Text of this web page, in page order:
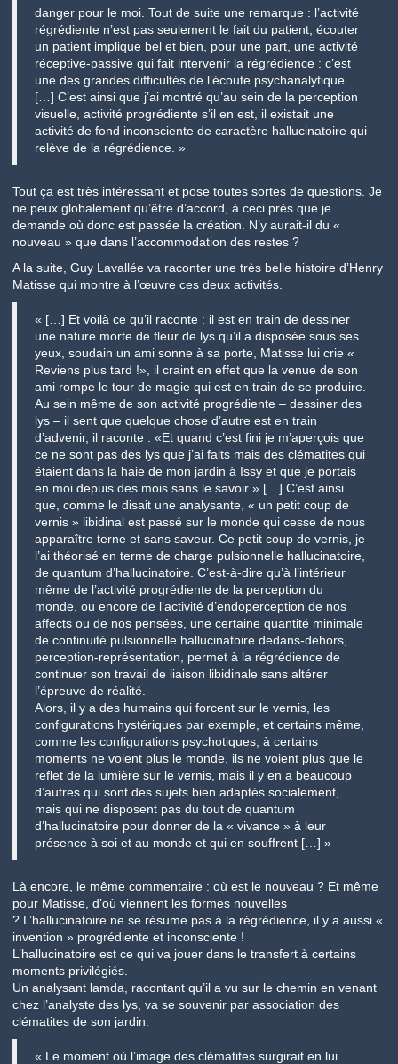
danger pour le moi. Tout de suite une remarque : l’activité
régrédiente n’est pas seulement le fait du patient, écouter
un patient implique bel et bien, pour une part, une activité
réceptive-passive qui fait intervenir la régrédience : c’est
une des grandes difficultés de l’écoute psychanalytique.
[…] C’est ainsi que j’ai montré qu’au sein de la perception
visuelle, activité progrédiente s’il en est, il existait une
activité de fond inconsciente de caractère hallucinatoire qui
relève de la régrédience. »
Tout ça est très intéressant et pose toutes sortes de questions. Je
ne peux globalement qu’être d’accord, à ceci près que je
demande où donc est passée la création. N’y aurait-il du «
nouveau » que dans l’accommodation des restes ?
A la suite, Guy Lavallée va raconter une très belle histoire d’Henry
Matisse qui montre à l’œuvre ces deux activités.
« […] Et voilà ce qu’il raconte : il est en train de dessiner
une nature morte de fleur de lys qu’il a disposée sous ses
yeux, soudain un ami sonne à sa porte, Matisse lui crie «
Reviens plus tard !», il craint en effet que la venue de son
ami rompe le tour de magie qui est en train de se produire.
Au sein même de son activité progrédiente – dessiner des
lys – il sent que quelque chose d’autre est en train
d’advenir, il raconte : «Et quand c’est fini je m’aperçois que
ce ne sont pas des lys que j’ai faits mais des clématites qui
étaient dans la haie de mon jardin à Issy et que je portais
en moi depuis des mois sans le savoir » […] C’est ainsi
que, comme le disait une analysante, « un petit coup de
vernis » libidinal est passé sur le monde qui cesse de nous
apparaître terne et sans saveur. Ce petit coup de vernis, je
l’ai théorisé en terme de charge pulsionnelle hallucinatoire,
de quantum d’hallucinatoire. C’est-à-dire qu’à l’intérieur
même de l’activité progrédiente de la perception du
monde, ou encore de l’activité d’endoperception de nos
affects ou de nos pensées, une certaine quantité minimale
de continuité pulsionnelle hallucinatoire dedans-dehors,
perception-représentation, permet à la régrédience de
continuer son travail de liaison libidinale sans altérer
l’épreuve de réalité.
Alors, il y a des humains qui forcent sur le vernis, les
configurations hystériques par exemple, et certains même,
comme les configurations psychotiques, à certains
moments ne voient plus le monde, ils ne voient plus que le
reflet de la lumière sur le vernis, mais il y en a beaucoup
d’autres qui sont des sujets bien adaptés socialement,
mais qui ne disposent pas du tout de quantum
d’hallucinatoire pour donner de la « vivance » à leur
présence à soi et au monde et qui en souffrent […] »
Là encore, le même commentaire : où est le nouveau ? Et même
pour Matisse, d’où viennent les formes nouvelles
? L’hallucinatoire ne se résume pas à la régrédience, il y a aussi «
invention » progrédiente et inconsciente !
L’hallucinatoire est ce qui va jouer dans le transfert à certains
moments privilégiés.
Un analysant lamda, racontant qu’il a vu sur le chemin en venant
chez l’analyste des lys, va se souvenir par association des
clématites de son jardin.
« Le moment où l’image des clématites surgirait en lui